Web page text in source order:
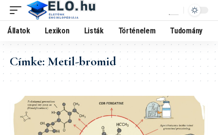
Állatok Lexikon Listák Történelem Tudomány
Címke:Metil-bromid